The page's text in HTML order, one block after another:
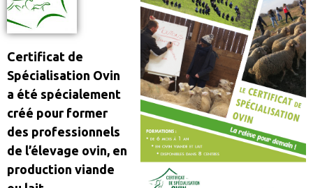
Certificat de
Spécialisation Ovin
a été spécialement
créé pour former
des professionnels
de l’élevage ovin, en
production viande